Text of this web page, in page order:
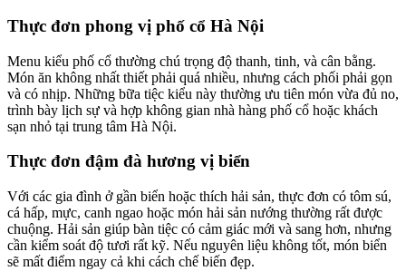
Thực đơn phong vị phố cổ Hà Nội
Menu kiểu phố cổ thường chú trọng độ thanh, tinh, và cân bằng.
Món ăn không nhất thiết phải quá nhiều, nhưng cách phối phải gọn
và có nhịp. Những bữa tiệc kiểu này thường ưu tiên món vừa đủ no,
trình bày lịch sự và hợp không gian nhà hàng phố cổ hoặc khách
sạn nhỏ tại trung tâm Hà Nội.
Thực đơn đậm đà hương vị biển
Với các gia đình ở gần biển hoặc thích hải sản, thực đơn có tôm sú,
cá hấp, mực, canh ngao hoặc món hải sản nướng thường rất được
chuộng. Hải sản giúp bàn tiệc có cảm giác mới và sang hơn, nhưng
cần kiểm soát độ tươi rất kỹ. Nếu nguyên liệu không tốt, món biển
sẽ mất điểm ngay cả khi cách chế biến đẹp.